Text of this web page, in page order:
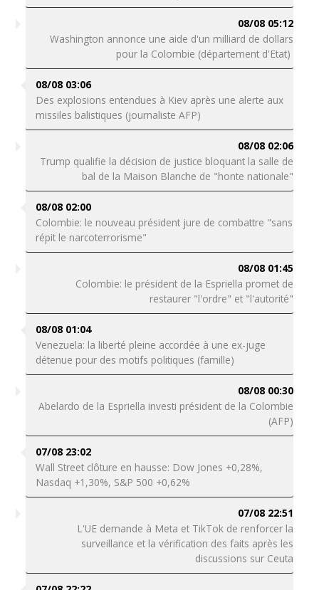
08/08 05:12
Washington annonce une aide d'un milliard de dollars
pour la Colombie (département d'Etat)
08/08 03:06
Des explosions entendues à Kiev après une alerte aux
missiles balistiques (journaliste AFP)
08/08 02:06
Trump qualifie la décision de justice bloquant la salle de
bal de la Maison Blanche de "honte nationale"
08/08 02:00
Colombie: le nouveau président jure de combattre "sans
répit le narcoterrorisme"
08/08 01:45
Colombie: le président de la Espriella promet de
restaurer "l'ordre" et "l'autorité"
08/08 01:04
Venezuela: la liberté pleine accordée à une ex-juge
détenue pour des motifs politiques (famille)
08/08 00:30
Abelardo de la Espriella investi président de la Colombie
(AFP)
07/08 23:02
Wall Street clôture en hausse: Dow Jones +0,28%,
Nasdaq +1,30%, S&P 500 +0,62%
07/08 22:51
L'UE demande à Meta et TikTok de renforcer la
surveillance et la vérification des faits après les
discussions sur Ceuta